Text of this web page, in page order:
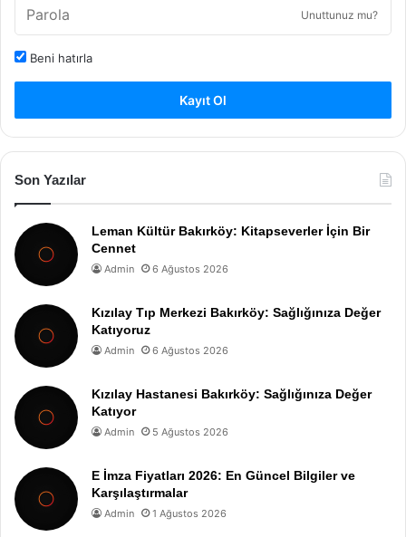
Unuttunuz mu?
Beni hatırla
Kayıt Ol
Son Yazılar
Leman Kültür Bakırköy: Kitapseverler İçin Bir
Cennet
Admin 6 Ağustos 2026
Kızılay Tıp Merkezi Bakırköy: Sağlığınıza Değer
Katıyoruz
Admin 6 Ağustos 2026
Kızılay Hastanesi Bakırköy: Sağlığınıza Değer
Katıyor
Admin 5 Ağustos 2026
E İmza Fiyatları 2026: En Güncel Bilgiler ve
Karşılaştırmalar
Admin 1 Ağustos 2026